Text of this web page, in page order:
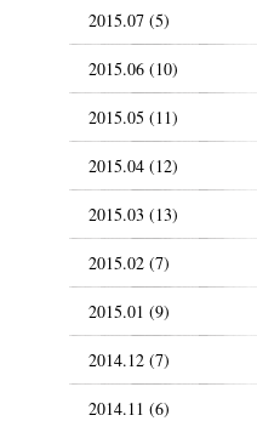
2015.07 (5)
2015.06 (10)
2015.05 (11)
2015.04 (12)
2015.03 (13)
2015.02 (7)
2015.01 (9)
2014.12 (7)
2014.11 (6)